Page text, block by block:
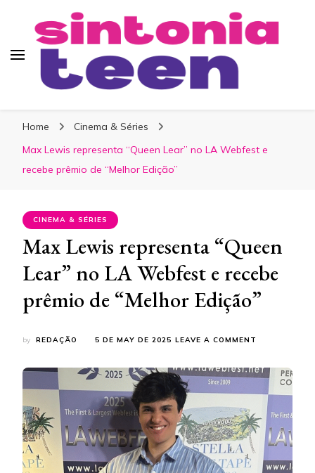
Home
Cinema & Séries
Max Lewis representa “Queen Lear” no LA Webfest e
recebe prêmio de “Melhor Edição”
CINEMA & SÉRIES
Max Lewis representa “Queen
Lear” no LA Webfest e recebe
prêmio de “Melhor Edição”
by REDAÇÃO 5 DE MAY DE 2025 LEAVE A COMMENT
REPRESENTA
“QUEEN
LEAR”
NO
LA
WEBFEST
RECEBE